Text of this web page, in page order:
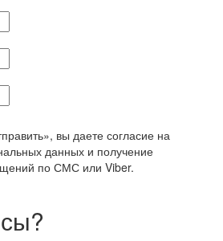
вы даете согласие на
данных и получение
по СМС или Viber.